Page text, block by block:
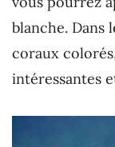
blanche. Dans
coraux
intéressantes